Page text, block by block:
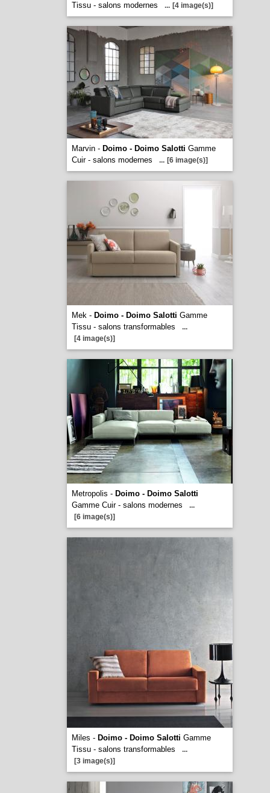
Tissu - salons modernes ... [4 image(s)]
Marvin - Doimo - Doimo Salotti Gamme
Cuir - salons modernes
... [6 image(s)]
Mek - Doimo - Doimo Salotti Gamme
Tissu - salons transformables
...
[4 image(s)]
Metropolis - Doimo - Doimo Salotti
Gamme Cuir - salons modernes
...
[6 image(s)]
Miles - Doimo - Doimo Salotti Gamme
Tissu - salons transformables
...
[3 image(s)]